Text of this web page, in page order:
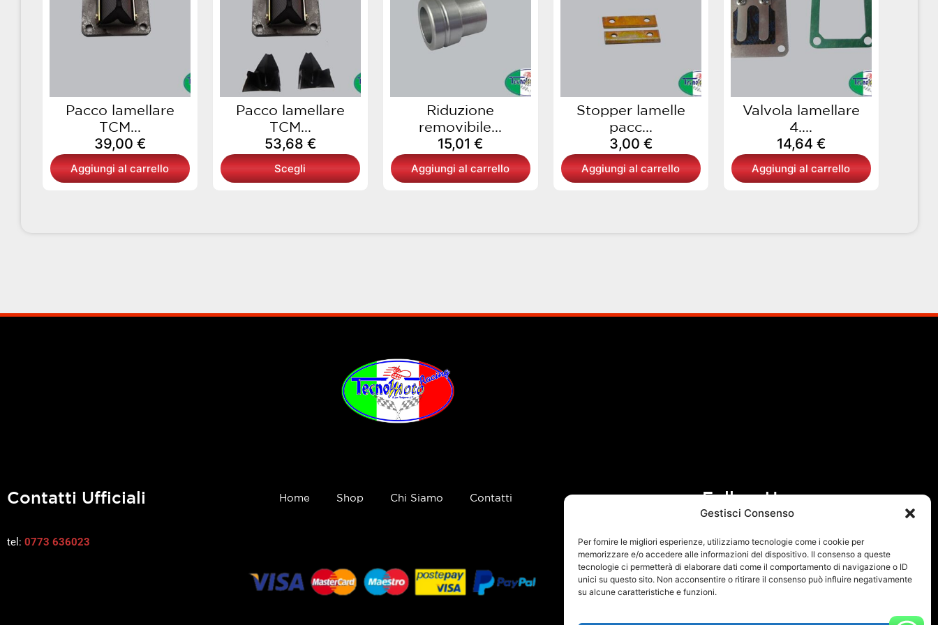
Gestisci Consenso
Per fornire le migliori esperienze, utilizziamo tecnologie come i cookie per
memorizzare e/o accedere alle informazioni del dispositivo. Il consenso a queste
tecnologie ci permetterà di elaborare dati come il comportamento di navigazione o ID
unici su questo sito. Non acconsentire o ritirare il consenso può influire negativamente
su alcune caratteristiche e funzioni.
Pacco lamellare
TCM...
39,00 €
Aggiungi al carrello
Pacco lamellare
TCM...
53,68 €
Scegli
più
varianti.
Le
opzioni
possono
essere
scelte
nella
pagina
del
prodotto
Riduzione
removibile...
15,01 €
Aggiungi al carrello
Stopper lamelle
pacc...
3,00 €
Aggiungi al carrello
Valvola lamellare
4....
14,64 €
Aggiungi al carrello
Contatti Ufficiali
tel: 0773 636023
Home Shop Chi Siamo Contatti Follow Us
F
a
c
e
I
n
s